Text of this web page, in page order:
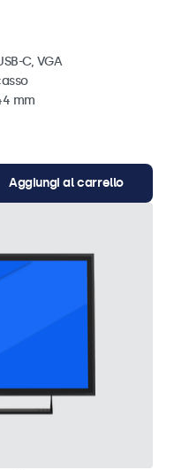
C, VGA
mm
Aggiungi al carrello